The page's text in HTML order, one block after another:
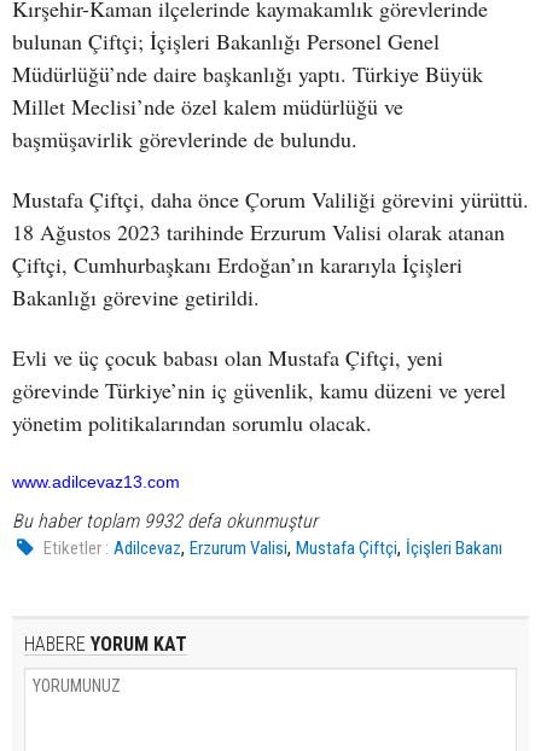
Kırşehir-Kaman ilçelerinde kaymakamlık görevlerinde
bulunan Çiftçi; İçişleri Bakanlığı Personel Genel
Müdürlüğü’nde daire başkanlığı yaptı. Türkiye Büyük
Millet Meclisi’nde özel kalem müdürlüğü ve
başmüşavirlik görevlerinde de bulundu.
Mustafa Çiftçi, daha önce Çorum Valiliği görevini yürüttü.
18 Ağustos 2023 tarihinde Erzurum Valisi olarak atanan
Çiftçi, Cumhurbaşkanı Erdoğan’ın kararıyla İçişleri
Bakanlığı görevine getirildi.
Evli ve üç çocuk babası olan Mustafa Çiftçi, yeni
görevinde Türkiye’nin iç güvenlik, kamu düzeni ve yerel
yönetim politikalarından sorumlu olacak.
www.adilcevaz13.com
Bu haber toplam 9932 defa okunmuştur
Etiketler : Adilcevaz,Erzurum Valisi,Mustafa Çiftçi, İçişleri Bakanı
HABERE YORUM KAT